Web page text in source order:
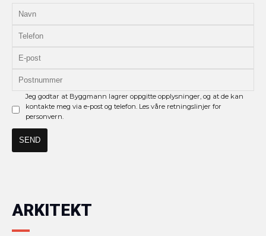
Jeg godtar at Byggmann lagrer oppgitte opplysninger, og at de kan
kontakte meg via e-post og telefon. Les våre retningslinjer for
personvern.
ARKITEKT